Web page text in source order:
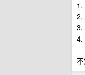
1.
2.
3.
4.